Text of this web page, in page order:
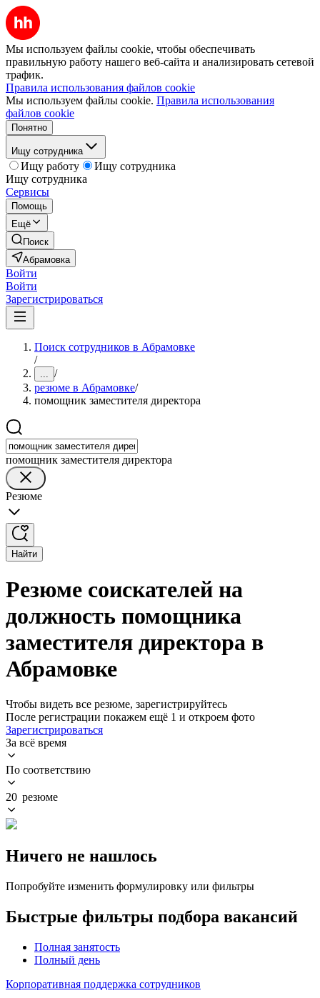
Мы используем файлы cookie, чтобы обеспечивать
правильную работу нашего веб-сайта и анализировать сетевой
трафик.
Правила использования файлов cookie
Мы используем файлы cookie. Правила использования
файлов cookie
Понятно
Ищу сотрудника
Ищу работу
Ищу сотрудника
Ищу сотрудника
Сервисы
Помощь
Ещё
Поиск
Абрамовка
Войти
Войти
Зарегистрироваться
Поиск сотрудников в Абрамовке
/
... /
резюме в Абрамовке/
помощник заместителя директора
помощник заместителя директора
Резюме
Найти
Резюме соискателей на
должность помощника
заместителя директора в
Абрамовке
Чтобы видеть все резюме, зарегистрируйтесь
После регистрации покажем ещё 1 и откроем фото
Зарегистрироваться
За всё время
По соответствию
20 резюме
Ничего не нашлось
Попробуйте изменить формулировку или фильтры
Быстрые фильтры подбора вакансий
Полная занятость
Полный день
Корпоративная поддержка сотрудников